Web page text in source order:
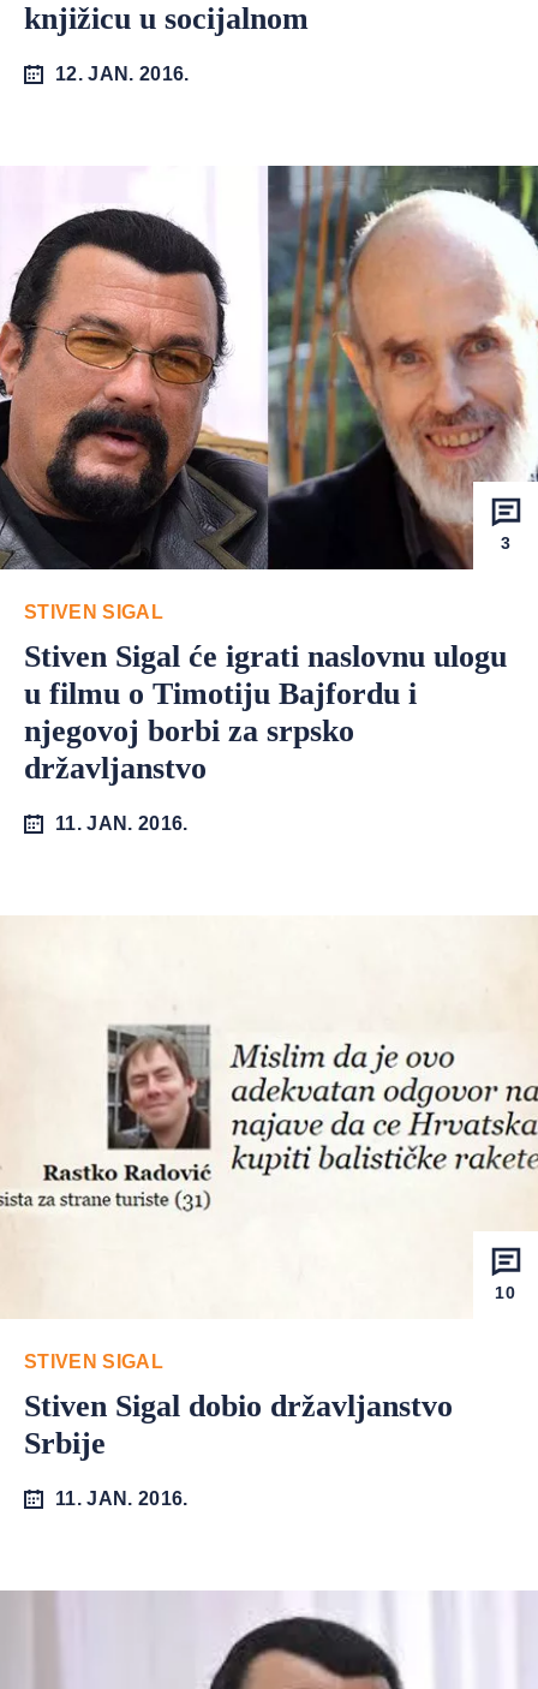
knjižicu u socijalnom
12. JAN. 2016.
3
STIVEN SIGAL
Stiven Sigal će igrati naslovnu ulogu
u filmu o Timotiju Bajfordu i
njegovoj borbi za srpsko
državljanstvo
11. JAN. 2016.
10
STIVEN SIGAL
Stiven Sigal dobio državljanstvo
Srbije
11. JAN. 2016.